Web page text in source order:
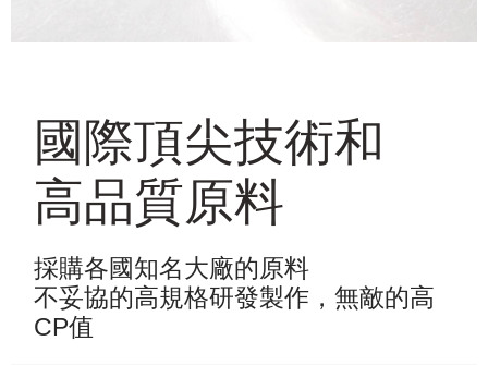
國際頂尖技術和
高品質原料
採購各國知名大廠的原料
不妥協的高規格研發製作，無敵的高
CP值